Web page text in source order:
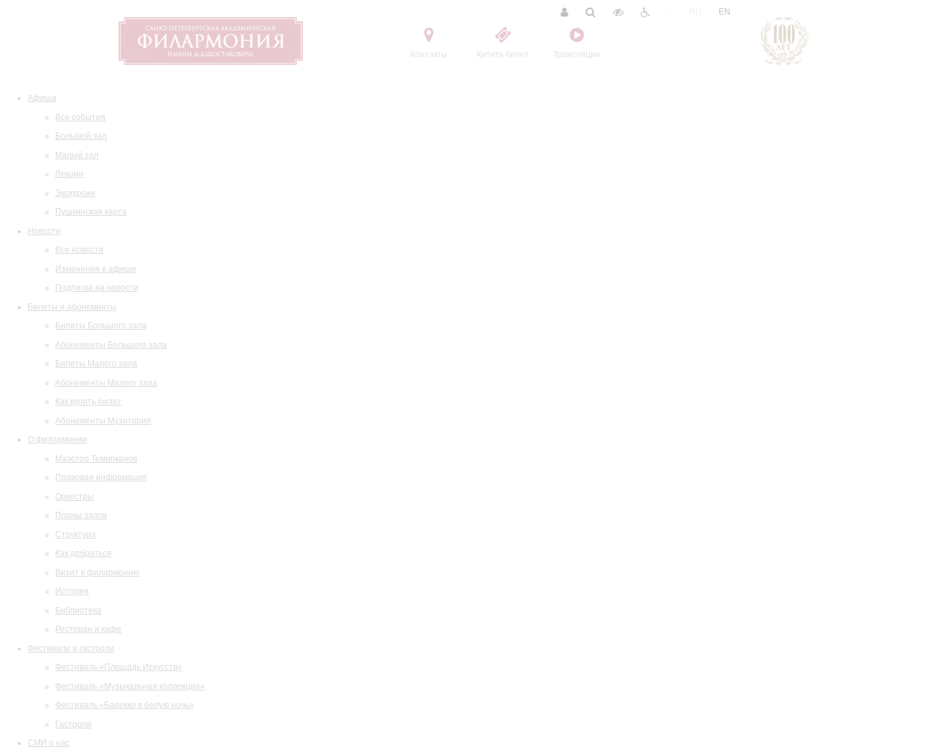
Контакты Купить билет Трансляции
EN
Афиша
Все события
Большой зал
Малый зал
Лекции
Экскурсии
Пушкинская карта
Новости
Все новости
Изменения в афише
Подписка на новости
Билеты и абонементы
Билеты Большого зала
Абонементы Большого зала
Билеты Малого зала
Абонементы Малого зала
Как купить билет
Абонементы Музитория
О филармонии
Маэстро Темирканов
Правовая информация
Оркестры
Планы залов
Структура
Как добраться
Визит в филармонию
История
Библиотека
Ресторан и кафе
Фестивали и гастроли
Фестиваль «Площадь Искусств»
Фестиваль «Музыкальная коллекция»
Фестиваль «Барокко в белую ночь»
Гастроли
СМИ о нас